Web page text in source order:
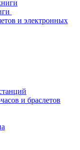
и электронных
и браслетов